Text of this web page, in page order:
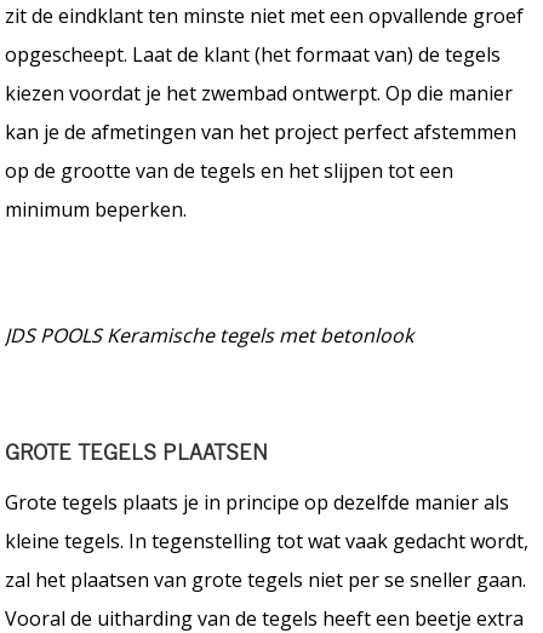
zit de eindklant ten minste niet met een opvallende groef
opgescheept. Laat de klant (het formaat van) de tegels
kiezen voordat je het zwembad ontwerpt. Op die manier
kan je de afmetingen van het project perfect afstemmen
op de grootte van de tegels en het slijpen tot een
minimum beperken.
JDS POOLS Keramische tegels met betonlook
GROTE TEGELS PLAATSEN
Grote tegels plaats je in principe op dezelfde manier als
kleine tegels. In tegenstelling tot wat vaak gedacht wordt,
zal het plaatsen van grote tegels niet per se sneller gaan.
Vooral de uitharding van de tegels heeft een beetje extra